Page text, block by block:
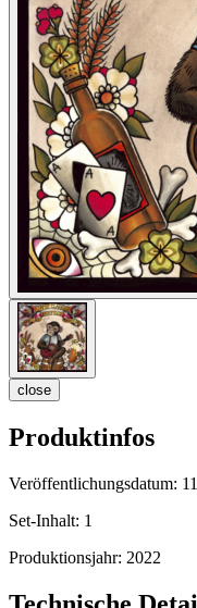
close
Produktinfos
Veröffentlichungsdatum:
Set-Inhalt: 1
Produktionsjahr: 2022